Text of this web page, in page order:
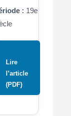
: 19e
Lire
l’article
(PDF)